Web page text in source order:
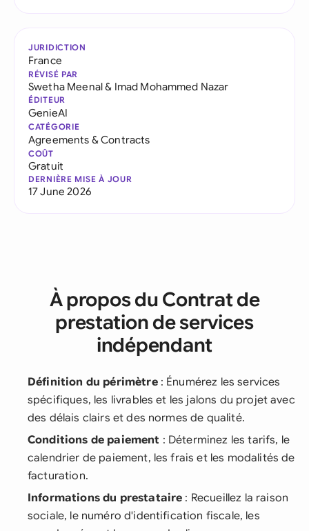
JURIDICTION
France
RÉVISÉ PAR
Swetha Meenal& Imad Mohammed Nazar
ÉDITEUR
GenieAI
CATÉGORIE
Agreements & Contracts
COÛT
Gratuit
DERNIÈRE MISE À JOUR
17 June 2026
À propos du Contrat de
prestation de services
indépendant
Définition du périmètre: Énumérez les services
spécifiques, les livrables et les jalons du projet avec
des délais clairs et des normes de qualité.
Conditions de paiement : Déterminez les tarifs, le
calendrier de paiement, les frais et les modalités de
facturation.
Informations du prestataire : Recueillez la raison
sociale, le numéro d'identification fiscale, les